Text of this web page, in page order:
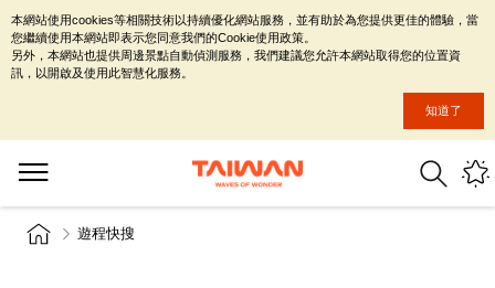
遊程快搜
本網站使用cookies等相關技術以持續優化網站服務，並有助於為您提供更佳的體驗，當
您繼續使用本網站即表示您同意我們的Cookie使用政策。
另外，本網站也提供周邊景點自動偵測服務，我們建議您允許本網站取得您的位置資
訊，以開啟及使用此智慧化服務。
知道了